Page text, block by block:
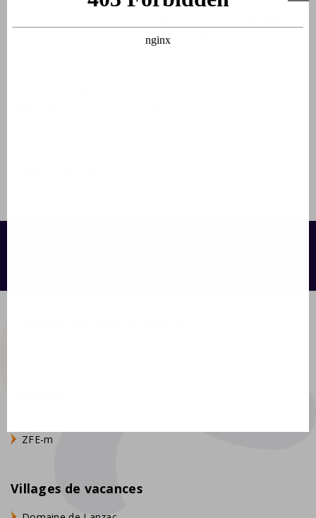
par exemple une journée dans la capitale de la région puis
ZFE-m
Villages de vacances